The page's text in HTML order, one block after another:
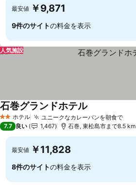
最安値 ￥9,871
9件のサイトの料金を表示
人気施設
2 ホテルのランク
ホテル ユニークなカレーパンを朝食で
石巻グランドホテル
7.7 良い 1,467 石巻, 東松島市まで8.5 km
最安値 ￥11,828
8件のサイトの料金を表示